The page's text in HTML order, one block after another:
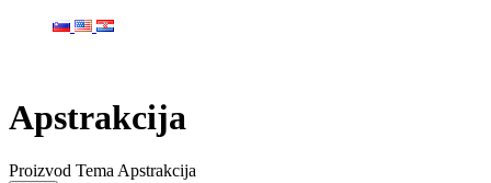
Apstrakcija
Proizvod Tema Apstrakcija